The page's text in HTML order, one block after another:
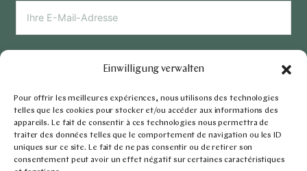
Einwilligung verwalten
Pour offrir les meilleures expériences, nous utilisons des technologies
telles que les cookies pour stocker et/ou accéder aux informations des
appareils. Le fait de consentir à ces technologies nous permettra de
traiter des données telles que le comportement de navigation ou les ID
uniques sur ce site. Le fait de ne pas consentir ou de retirer son
consentement peut avoir un effet négatif sur certaines caractéristiques
ICH MÖCHTE MICH REGISTRIEREN